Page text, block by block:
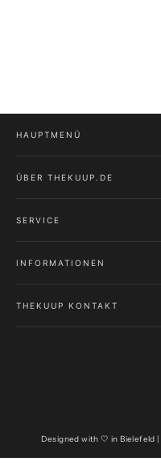
HAUPTMENÜ
ÜBER THEKUUP.DE
SERVICE
INFORMATIONEN
THEKUUP KONTAKT
Designed with 🤍 in Bielefeld